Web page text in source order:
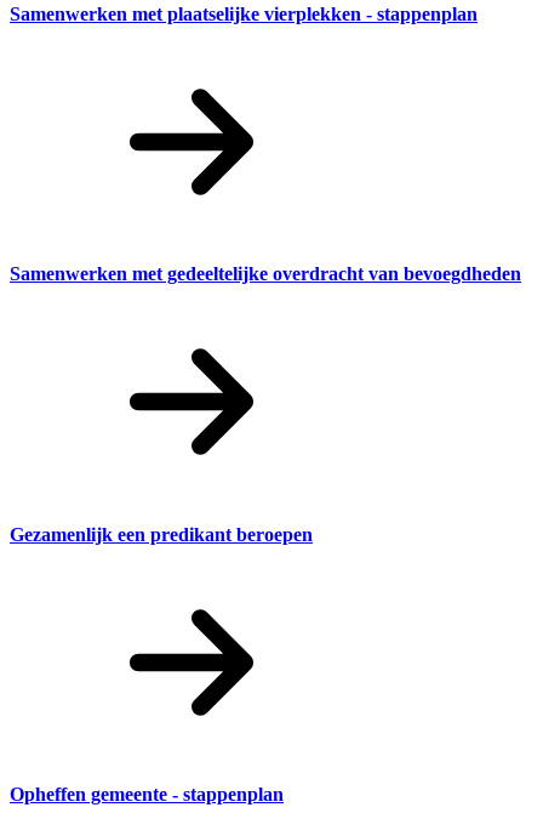
Samenwerken met plaatselijke vierplekken - stappenplan
Samenwerken met gedeeltelijke overdracht van bevoegdheden
Gezamenlijk een predikant beroepen
Opheffen gemeente - stappenplan